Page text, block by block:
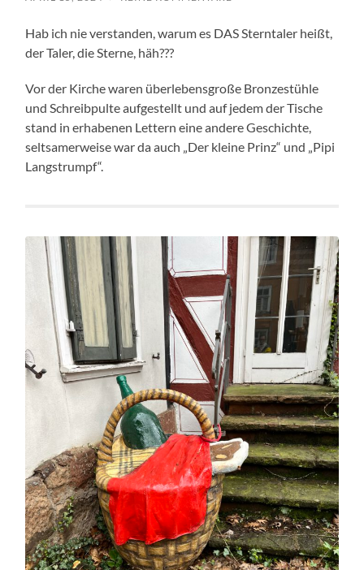
Hab ich nie verstanden, warum es DAS Sterntaler heißt,
der Taler, die Sterne, häh???
Vor der Kirche waren überlebensgroße Bronzestühle
und Schreibpulte aufgestellt und auf jedem der Tische
stand in erhabenen Lettern eine andere Geschichte,
seltsamerweise war da auch „Der kleine Prinz“ und „Pipi
Langstrumpf“.